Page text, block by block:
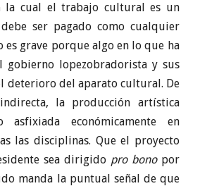
la cual el trabajo cultural es un
ser pagado como cualquier
es grave porque algo en lo que ha
gobierno lopezobradorista y sus
deterioro del aparato cultural. De
la producción artística
asfixiada económicamente en
las disciplinas. Que el proyecto
sea dirigido pro bonopor
manda la puntual señal de que